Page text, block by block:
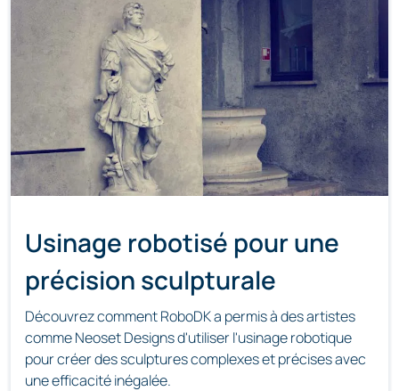
Usinage robotisé pour une
précision sculpturale
Découvrez comment RoboDK a permis à des artistes
comme Neoset Designs d'utiliser l'usinage robotique
pour créer des sculptures complexes et précises avec
une efficacité inégalée.